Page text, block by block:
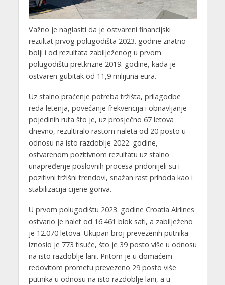
Važno je naglasiti da je ostvareni financijski
rezultat prvog polugodišta 2023. godine znatno
bolji i od rezultata zabilježenog u prvom
polugodištu pretkrizne 2019. godine, kada je
ostvaren gubitak od 11,9 milijuna eura.
Uz stalno praćenje potreba tržišta, prilagodbe
reda letenja, povećanje frekvencija i obnavljanje
pojedinih ruta što je, uz prosječno 67 letova
dnevno, rezultiralo rastom naleta od 20 posto u
odnosu na isto razdoblje 2022. godine,
ostvarenom pozitivnom rezultatu uz stalno
unapređenje poslovnih procesa pridonijeli su i
pozitivni tržišni trendovi, snažan rast prihoda kao i
stabilizacija cijene goriva.
U prvom polugodištu 2023. godine Croatia Airlines
ostvario je nalet od 16.461 blok sati, a zabilježeno
je 12.070 letova. Ukupan broj prevezenih putnika
iznosio je 773 tisuće, što je 39 posto više u odnosu
na isto razdoblje lani. Pritom je u domaćem
redovitom prometu prevezeno 29 posto više
putnika u odnosu na isto razdoblje lani, a u